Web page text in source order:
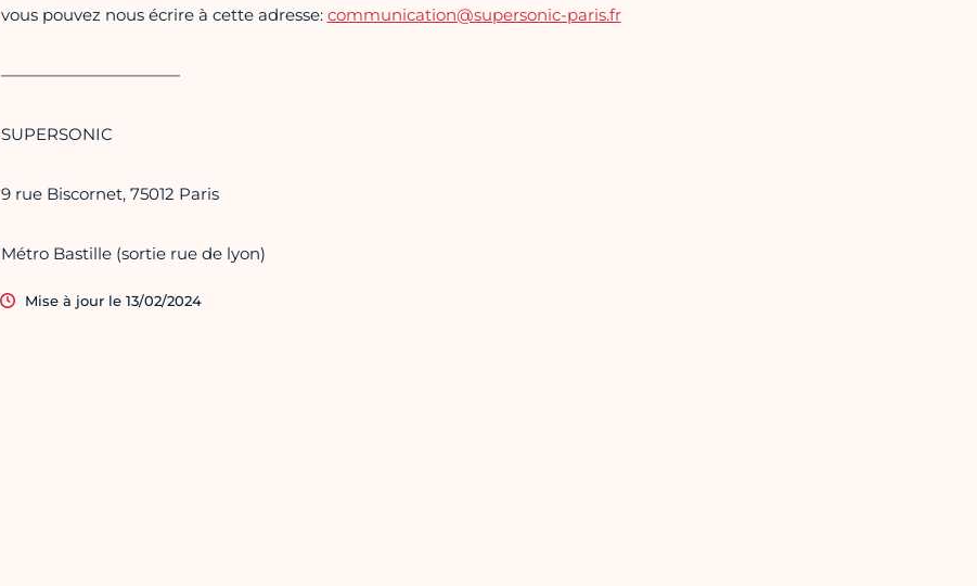
vous pouvez nous écrire à cette adresse: communication@supersonic-paris.fr
———————————
SUPERSONIC
9 rue Biscornet, 75012 Paris
Métro Bastille (sortie rue de lyon)
Mise à jour le 13/02/2024